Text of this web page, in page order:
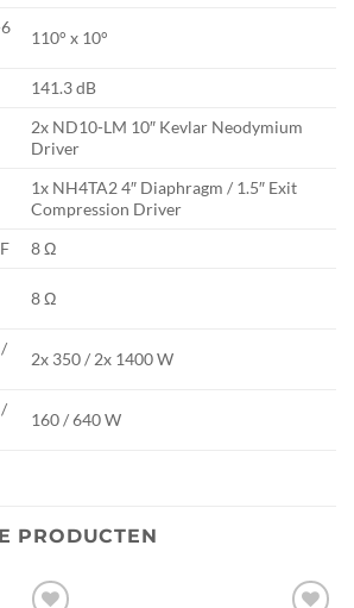
110° x 10°
141.3 dB
2x ND10-LM 10″ Kevlar Neodymium
Driver
1x NH4TA2 4″ Diaphragm / 1.5″ Exit
Compression Driver
8 Ω
8 Ω
2x 350 / 2x 1400 W
160 / 640 W
PRODUCTEN